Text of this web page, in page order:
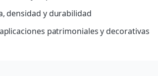
densidad y durabilidad
patrimoniales y decorativas